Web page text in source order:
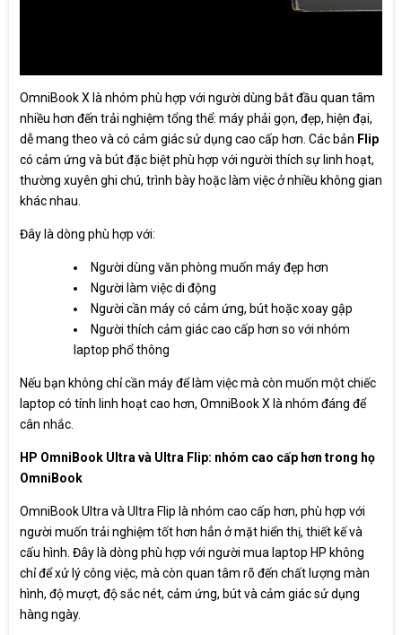
OmniBook X là nhóm phù hợp với người dùng bắt đầu quan tâm
nhiều hơn đến trải nghiệm tổng thể: máy phải gọn, đẹp, hiện đại,
dễ mang theo và có cảm giác sử dụng cao cấp hơn. Các bản Flip
có cảm ứng và bút đặc biệt phù hợp với người thích sự linh hoạt,
thường xuyên ghi chú, trình bày hoặc làm việc ở nhiều không gian
khác nhau.
Đây là dòng phù hợp với:
Người dùng văn phòng muốn máy đẹp hơn
Người làm việc di động
Người cần máy có cảm ứng, bút hoặc xoay gập
Người thích cảm giác cao cấp hơn so với nhóm
laptop phổ thông
Nếu bạn không chỉ cần máy để làm việc mà còn muốn một chiếc
laptop có tính linh hoạt cao hơn, OmniBook X là nhóm đáng để
cân nhắc.
HP OmniBook Ultra và Ultra Flip: nhóm cao cấp hơn trong họ
OmniBook
OmniBook Ultra và Ultra Flip là nhóm cao cấp hơn, phù hợp với
người muốn trải nghiệm tốt hơn hẳn ở mặt hiển thị, thiết kế và
cấu hình. Đây là dòng phù hợp với người mua laptop HP không
chỉ để xử lý công việc, mà còn quan tâm rõ đến chất lượng màn
hình, độ mượt, độ sắc nét, cảm ứng, bút và cảm giác sử dụng
hàng ngày.